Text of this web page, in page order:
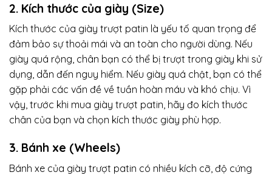
2. Kích thước của giày (Size)
Kích thước của giày trượt patin là yếu tố quan trọng để
đảm bảo sự thoải mái và an toàn cho người dùng. Nếu
giày quá rộng, chân bạn có thể bị trượt trong giày khi sử
dụng, dẫn đến nguy hiểm. Nếu giày quá chật, bạn có thể
gặp phải các vấn đề về tuần hoàn máu và khó chịu. Vì
vậy, trước khi mua giày trượt patin, hãy đo kích thước
chân của bạn và chọn kích thước giày phù hợp.
3. Bánh xe (Wheels)
Bánh xe của giày trượt patin có nhiều kích cỡ, độ cứng